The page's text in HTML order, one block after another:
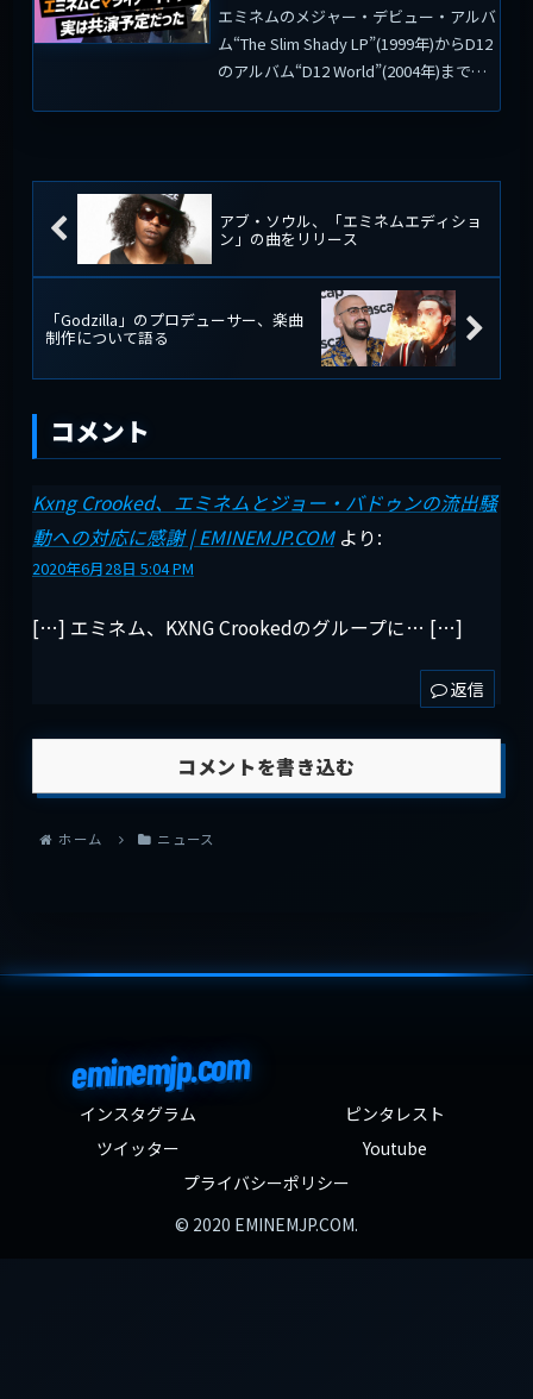
エミネムのメジャー・デビュー・アルバ
ム“The Slim Shady LP”(1999年)からD12
のアルバム“D12 World”(2004年)まで、
アブ・ソウル、「エミネムエディショ
ン」の曲をリリース
「Godzilla」のプロデューサー、楽曲
制作について語る
コメント
Kxng Crooked、エミネムとジョー・バドゥンの流出騒
動への対応に感謝 | EMINEMJP.COM より:
2020年6月28日 5:04 PM
[…] エミネム、KXNG Crookedのグループに… […]
返信
コメントを書き込む
ホーム ニュース
eminemjp.com
インスタグラム
ピンタレスト
ツイッター
Youtube
プライバシーポリシー
© 2020 EMINEMJP.COM.